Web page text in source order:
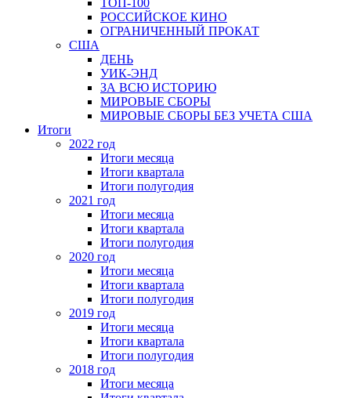
ТОП-100
РОССИЙСКОЕ КИНО
ОГРАНИЧЕННЫЙ ПРОКАТ
США
ДЕНЬ
УИК-ЭНД
ЗА ВСЮ ИСТОРИЮ
МИРОВЫЕ СБОРЫ
МИРОВЫЕ СБОРЫ БЕЗ УЧЕТА США
Итоги
2022 год
Итоги месяца
Итоги квартала
Итоги полугодия
2021 год
Итоги месяца
Итоги квартала
Итоги полугодия
2020 год
Итоги месяца
Итоги квартала
Итоги полугодия
2019 год
Итоги месяца
Итоги квартала
Итоги полугодия
2018 год
Итоги месяца